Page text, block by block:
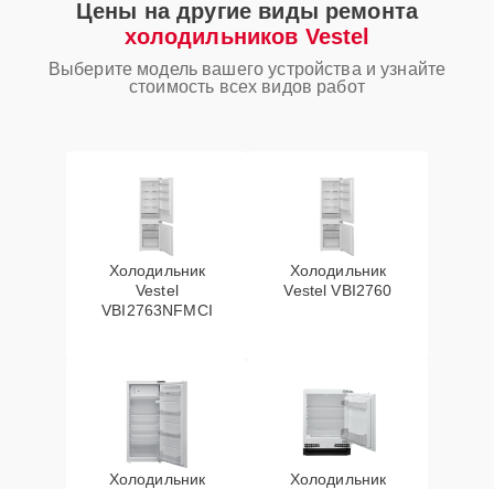
Цены на другие виды ремонта
холодильников Vestel
Выберите модель вашего устройства и узнайте
стоимость всех видов работ
Холодильник
Vestel
VBI2763NFMCI
Холодильник
Vestel VBI2760
Холодильник
Холодильник